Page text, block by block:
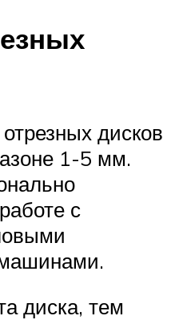
дисков
1-5 мм.
с
диска, тем